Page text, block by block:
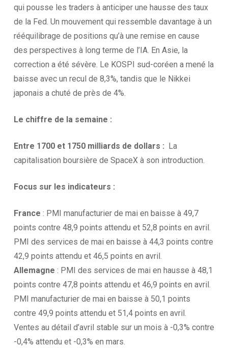
qui pousse les traders à anticiper une hausse des taux
de la Fed. Un mouvement qui ressemble davantage à un
rééquilibrage de positions qu’à une remise en cause
des perspectives à long terme de l’IA. En Asie, la
correction a été sévère. Le KOSPI sud-coréen a mené la
baisse avec un recul de 8,3%, tandis que le Nikkei
japonais a chuté de près de 4%.
Le chiffre de la semaine :
Entre 1700 et 1750 milliards de dollars : La
capitalisation boursière de SpaceX à son introduction.
Focus sur les indicateurs :
France : PMI manufacturier de mai en baisse à 49,7
points contre 48,9 points attendu et 52,8 points en avril.
PMI des services de mai en baisse à 44,3 points contre
42,9 points attendu et 46,5 points en avril.
Allemagne : PMI des services de mai en hausse à 48,1
points contre 47,8 points attendu et 46,9 points en avril.
PMI manufacturier de mai en baisse à 50,1 points
contre 49,9 points attendu et 51,4 points en avril.
Ventes au détail d’avril stable sur un mois à -0,3% contre
-0,4% attendu et -0,3% en mars.